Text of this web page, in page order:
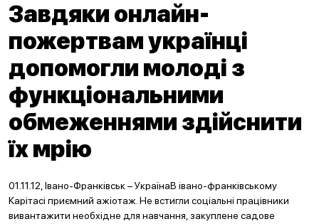
Завдяки онлайн-
пожертвам українці
допомогли молоді з
функціональними
обмеженнями здійснити
їх мрію
01.11.12, Івано-Франківськ – УкраїнаВ івано-франківському
Карітасі приємний ажіотаж. Не встигли соціальні працівники
вивантажити необхідне для навчання, закуплене садове